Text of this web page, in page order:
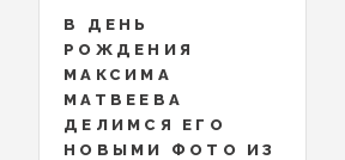
В ДЕНЬ
РОЖДЕНИЯ
МАКСИМА
МАТВЕЕВА
ДЕЛИМСЯ ЕГО
НОВЫМИ ФОТО ИЗ